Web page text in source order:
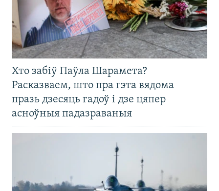
Хто забіў Паўла Шарамета?
Расказваем, што пра гэта вядома
празь дзесяць гадоў і дзе цяпер
асноўныя падазраваныя